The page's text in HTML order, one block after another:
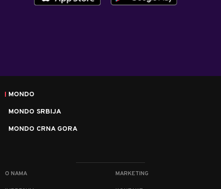
MONDO
MONDO SRBIJA
MONDO CRNA GORA
O NAMA MARKETING